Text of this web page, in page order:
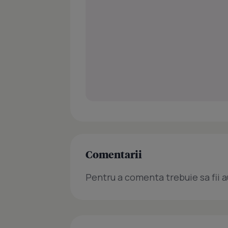
Comentarii
Pentru a comenta trebuie sa fii